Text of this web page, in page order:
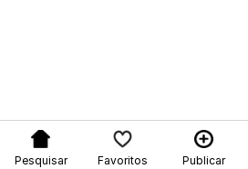
Pesquisar Favoritos Publicar